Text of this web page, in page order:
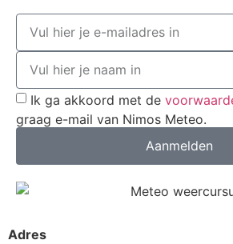
Ik ga akkoord met de
graag e-mail van Nimos Meteo.
Aanmelden
Adres